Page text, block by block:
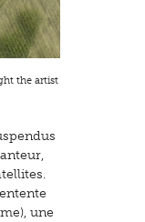
the artist
une